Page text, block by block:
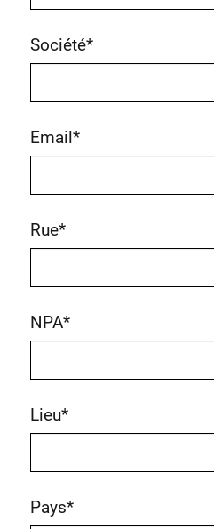
Société*
Email*
Rue*
NPA*
Lieu*
Pays*